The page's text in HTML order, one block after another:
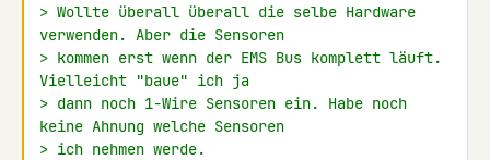
> Wollte überall überall die selbe Hardware
verwenden. Aber die Sensoren
> kommen erst wenn der EMS Bus komplett läuft.
Vielleicht "baue" ich ja
> dann noch 1-Wire Sensoren ein. Habe noch
keine Ahnung welche Sensoren
> ich nehmen werde.